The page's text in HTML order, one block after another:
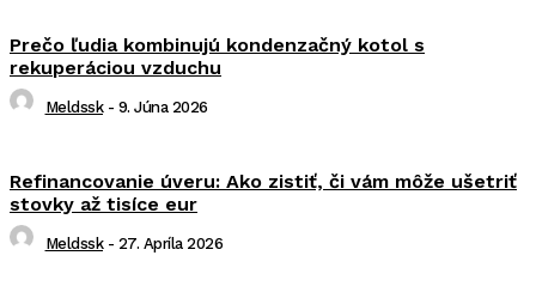
Prečo ľudia kombinujú kondenzačný kotol s
rekuperáciou vzduchu
Meldssk - 9. Júna 2026
Refinancovanie úveru: Ako zistiť, či vám môže ušetriť
stovky až tisíce eur
Meldssk - 27. Apríla 2026